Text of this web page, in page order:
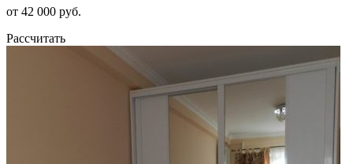
от 42 000 руб.
Рассчитать